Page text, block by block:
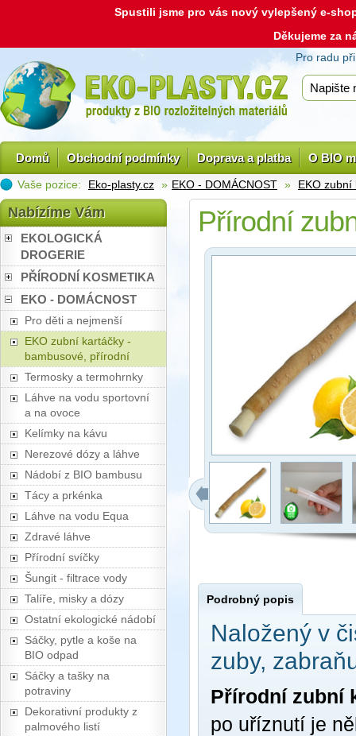
Spustili jsme pro vás nový vylepšený e-
Děkujeme za
Pro radu
Domů Obchodní podmínky Doprava a platba O BIO
Vaše pozice: Eko-plasty.cz » EKO - DOMÁCNOST » EKO
Nabízíme Vám
EKOLOGICKÁ
DROGERIE
PŘÍRODNÍ KOSMETIKA
EKO - DOMÁCNOST
Pro děti a nejmenší
EKO zubní kartáčky -
bambusové, přírodní
Termosky a termohrnky
Láhve na vodu sportovní
a na ovoce
Kelímky na kávu
Nerezové dózy a láhve
Nádobí z BIO bambusu
Tácy a prkénka
Láhve na vodu Equa
Zdravé láhve
Přírodní svíčky
Šungit - filtrace vody
Talíře, misky a dózy
Ostatní ekologické nádobí
Sáčky, pytle a koše na
BIO odpad
Sáčky a tašky na
potraviny
Dekorativní produkty z
palmového listí
Přírodní
Podrobný popis
Naložený v
zuby,
Přírodní zubní
po uříznutí je